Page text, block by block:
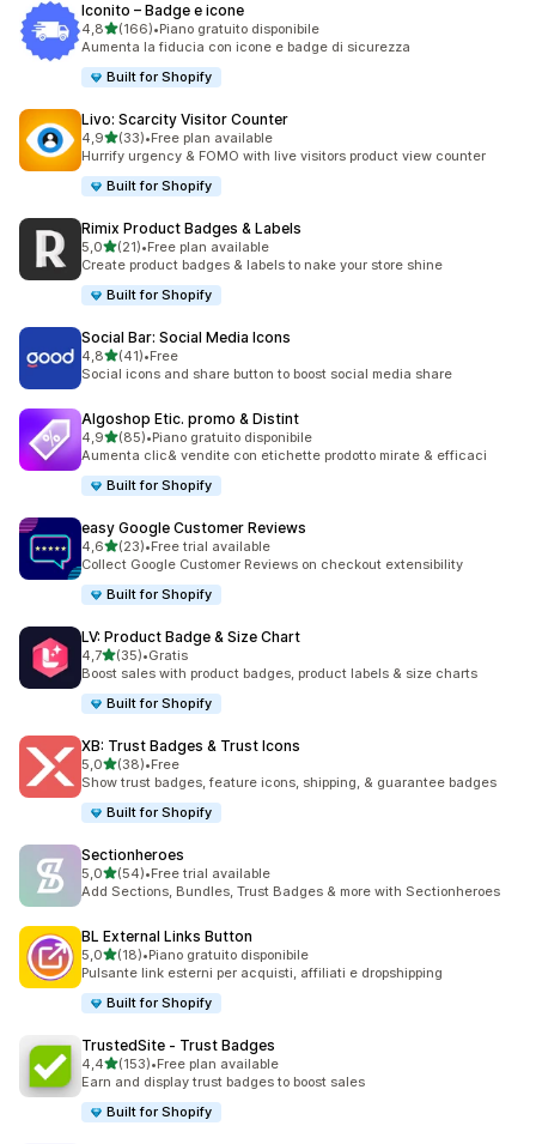
Iconito – Badge e icone
4,8stelle su 5
(166)
166 recensioni totali
•Piano gratuito disponibile
Aumenta la fiducia con icone e badge di sicurezza
Built for Shopify
Livo: Scarcity Visitor Counter
4,9stelle su 5
(33)
33 recensioni totali
•Free plan available
Hurrify urgency & FOMO with live visitors product view counter
Built for Shopify
Rimix Product Badges & Labels
5,0stelle su 5
(21)
21 recensioni totali
•Free plan available
Create product badges & labels to nake your store shine
Built for Shopify
Social Bar: Social Media Icons
4,8stelle su 5
(41)
41 recensioni totali
•Free
Social icons and share button to boost social media share
Algoshop Etic. promo & Distint
4,9stelle su 5
(85)
85 recensioni totali
•Piano gratuito disponibile
Aumenta clic& vendite con etichette prodotto mirate & efficaci
Built for Shopify
easy Google Customer Reviews
4,6stelle su 5
(23)
23 recensioni totali
•Free trial available
Collect Google Customer Reviews on checkout extensibility
Built for Shopify
LV: Product Badge & Size Chart
4,7stelle su 5
(35)
35 recensioni totali
•Gratis
Boost sales with product badges, product labels & size charts
Built for Shopify
XB: Trust Badges & Trust Icons
5,0stelle su 5
(38)
38 recensioni totali
•Free
Show trust badges, feature icons, shipping, & guarantee badges
Built for Shopify
Sectionheroes
5,0stelle su 5
(54)
54 recensioni totali
•Free trial available
Add Sections, Bundles, Trust Badges & more with Sectionheroes
BL External Links Button
5,0stelle su 5
(18)
18 recensioni totali
•Piano gratuito disponibile
Pulsante link esterni per acquisti, affiliati e dropshipping
Built for Shopify
TrustedSite ‑ Trust Badges
4,4stelle su 5
(153)
153 recensioni totali
•Free plan available
Earn and display trust badges to boost sales
Built for Shopify